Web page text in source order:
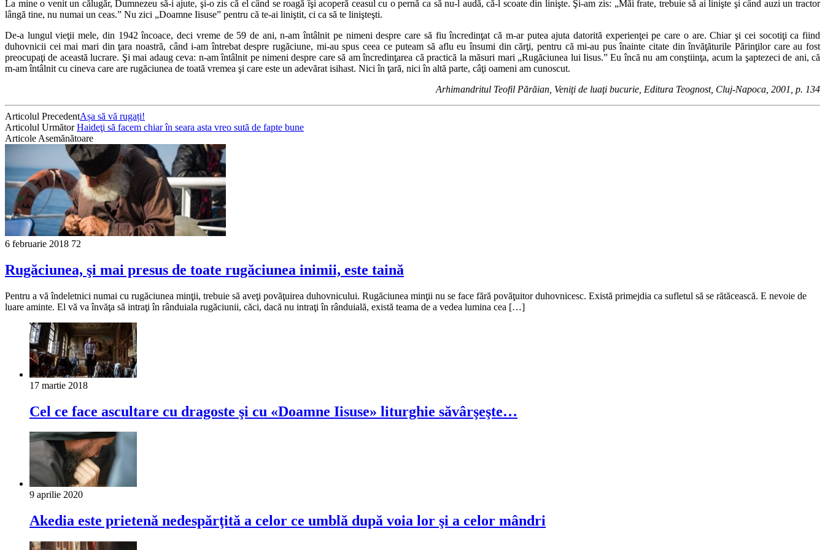
La mine o venit un călugăr, Dumnezeu să-i ajute, şi-o zis că el când se roagă îşi acoperă ceasul cu o pernă ca să nu-l audă, că-l scoate din linişte. Şi-am zis: „Măi frate, trebuie să ai linişte şi când auzi un tractor
lângă tine, nu numai un ceas.” Nu zici „Doamne Iisuse” pentru că te-ai liniştit, ci ca să te linişteşti.
De-a lungul vieţii mele, din 1942 încoace, deci vreme de 59 de ani, n-am întâlnit pe nimeni despre care să fiu încredinţat că m-ar putea ajuta datorită experienţei pe care o are. Chiar şi cei socotiţi ca fiind
duhovnicii cei mai mari din ţara noastră, când i-am întrebat despre rugăciune, mi-au spus ceea ce puteam să aflu eu însumi din cărţi, pentru că mi-au pus înainte citate din învăţăturile Părinţilor care au fost
preocupaţi de această lucrare. Şi mai adaug ceva: n-am întâlnit pe nimeni despre care să am încredinţarea că practică la măsuri mari „Rugăciunea lui Iisus.” Eu încă nu am conştiinţa, acum la şaptezeci de ani, că
m-am întâlnit cu cineva care are rugăciunea de toată vremea şi care este un adevărat isihast. Nici în ţară, nici în altă parte, câţi oameni am cunoscut.
Arhimandritul Teofil Părăian, Veniţi de luaţi bucurie, Editura Teognost, Cluj-Napoca, 2001, p. 134
Articolul PrecedentAșa să vă rugați!
Articolul UrmătorHaideţi să facem chiar în seara asta vreo sută de fapte bune
Articole Asemănătoare
6 februarie 2018 72
Rugăciunea, şi mai presus de toate rugăciunea inimii, este taină
Pentru a vă îndeletnici numai cu rugăciunea minţii, trebuie să aveţi povăţuirea duhovnicului. Rugăciunea minţii nu se face fără povăţuitor duhovnicesc. Există primejdia ca sufletul să se rătăcească. E nevoie de
luare aminte. El vă va învăţa să intraţi în rânduiala rugăciunii, căci, dacă nu intraţi în rânduială, există teama de a vedea lumina cea […]
17 martie 2018
Cel ce face ascultare cu dragoste şi cu «Doamne Iisuse» liturghie săvârşeşte…
9 aprilie 2020
Akedia este prietenă nedespărţită a celor ce umblă după voia lor şi a celor mândri